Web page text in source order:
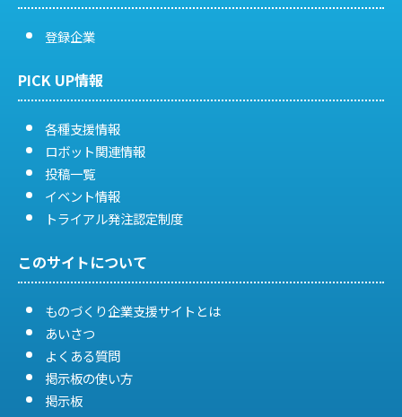
登録企業
PICK UP情報
各種支援情報
ロボット関連情報
投稿一覧
イベント情報
トライアル発注認定制度
このサイトについて
ものづくり企業支援サイトとは
あいさつ
よくある質問
掲示板の使い方
掲示板